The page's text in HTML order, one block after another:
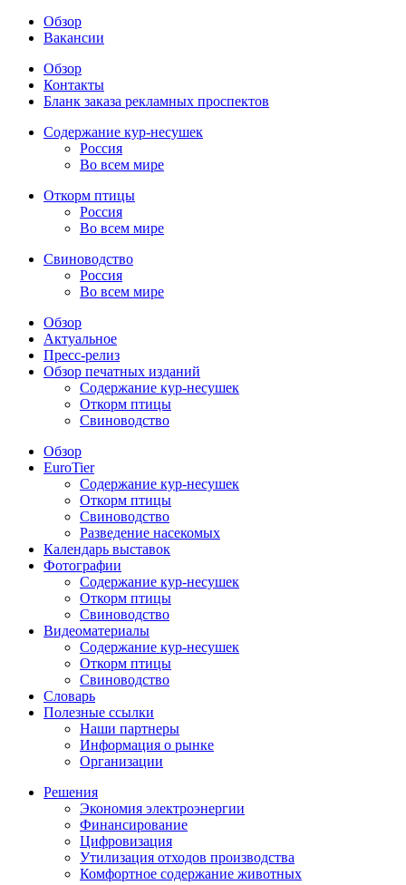
Обзор
Вакансии
Обзор
Контакты
Бланк заказа рекламных проспектов
Содержание кур-несушек
Россия
Во всем мире
Откорм птицы
Россия
Во всем мире
Свиноводство
Россия
Во всем мире
Обзор
Актуальное
Пресс-релиз
Обзор печатных изданий
Содержание кур-несушек
Откорм птицы
Свиноводство
Обзор
EuroTier
Содержание кур-несушек
Откорм птицы
Свиноводство
Разведение насекомых
Календарь выставок
Фотографии
Содержание кур-несушек
Откорм птицы
Свиноводство
Видеоматериалы
Содержание кур-несушек
Откорм птицы
Свиноводство
Словарь
Полезные ссылки
Наши партнеры
Информация о рынке
Организации
Решения
Экономия электроэнергии
Финансирование
Цифровизация
Утилизация отходов производства
Комфортное содержание животных